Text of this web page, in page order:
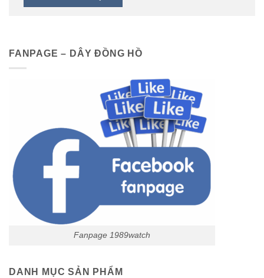
FANPAGE – DÂY ĐỒNG HỒ
Fanpage 1989watch
DANH MỤC SẢN PHẨM